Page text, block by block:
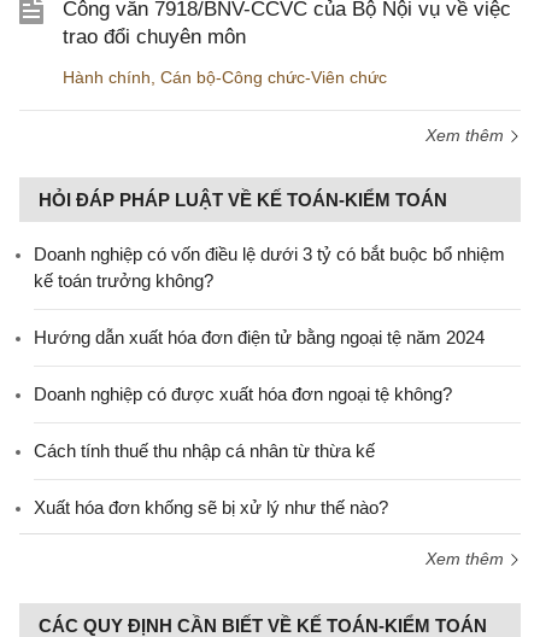
Công văn 7918/BNV-CCVC của Bộ Nội vụ về việc
trao đổi chuyên môn
Hành chính Cán bộ-Công chức-Viên chức
Xem thêm
HỎI ĐÁP PHÁP LUẬT VỀ KẾ TOÁN-KIỂM TOÁN
Doanh nghiệp có vốn điều lệ dưới 3 tỷ có bắt buộc bổ nhiệm
kế toán trưởng không?
Hướng dẫn xuất hóa đơn điện tử bằng ngoại tệ năm 2024
Doanh nghiệp có được xuất hóa đơn ngoại tệ không?
Cách tính thuế thu nhập cá nhân từ thừa kế
Xuất hóa đơn khống sẽ bị xử lý như thế nào?
Xem thêm
CÁC QUY ĐỊNH CẦN BIẾT VỀ KẾ TOÁN-KIỂM TOÁN